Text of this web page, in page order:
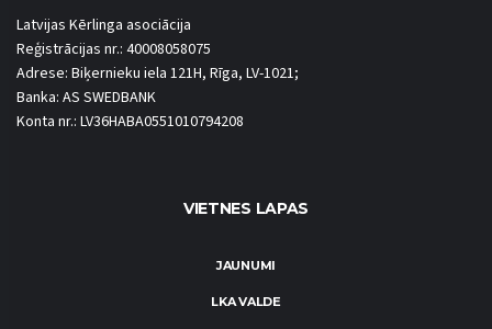
Latvijas Kērlinga asociācija
Reģistrācijas nr.: 40008058075
Adrese: Biķernieku iela 121H, Rīga, LV-1021;
Banka: AS SWEDBANK
Konta nr.: LV36HABA0551010794208
VIETNES LAPAS
JAUNUMI
LKA VALDE